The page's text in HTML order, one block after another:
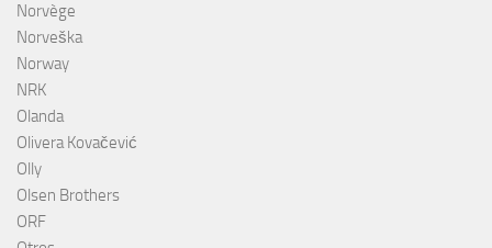
Norvège
Norveška
Norway
NRK
Olanda
Olivera Kovačević
Olly
Olsen Brothers
ORF